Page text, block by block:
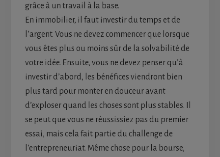
grâce à un travail à la base.
En immobilier, il faut investir du temps et de
l’argent. Vous ne devez commencer que lorsque
vous êtes plus ou moins sûr de la solvabilité de
votre idée. Ensuite, vous ne devez penser qu’à
investir d’abord, les bénéfices viendront bien
plus tard pour monter en douceur avant
d’exploser quand les choses sont plus stables. Il
se peut que vous ne réussissiez pas du premier
essai, mais cela fait partie du challenge de
l’entrepreneuriat. Même chose pour la bourse,